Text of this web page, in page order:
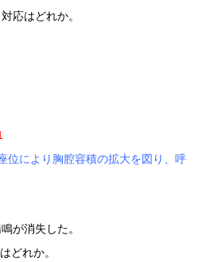
応はどれか。
により胸腔容積の拡大を図り、呼
が消失した。
どれか。